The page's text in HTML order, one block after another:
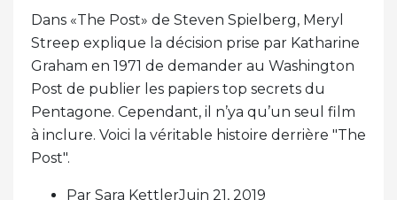
Dans «The Post» de Steven Spielberg, Meryl
Streep explique la décision prise par Katharine
Graham en 1971 de demander au Washington
Post de publier les papiers top secrets du
Pentagone. Cependant, il n’ya qu’un seul film
à inclure. Voici la véritable histoire derrière "The
Post".
Par Sara KettlerJuin 21, 2019